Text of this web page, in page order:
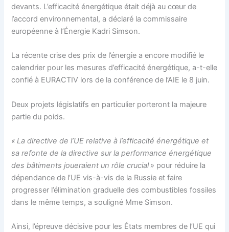
devants. L’efficacité énergétique était déjà au cœur de
l’accord environnemental, a déclaré la commissaire
européenne à l’Énergie Kadri Simson.
La récente crise des prix de l’énergie a encore modifié le
calendrier pour les mesures d’efficacité énergétique, a-t-elle
confié à EURACTIV lors de la conférence de l’AIE le 8 juin.
Deux projets législatifs en particulier porteront la majeure
partie du poids.
« La directive de l’UE relative à l’efficacité énergétique et
sa refonte de la directive sur la performance énergétique
des bâtiments joueraient un rôle crucial » pour réduire la
dépendance de l’UE vis-à-vis de la Russie et faire
progresser l’élimination graduelle des combustibles fossiles
dans le même temps, a souligné Mme Simson.
Ainsi, l’épreuve décisive pour les États membres de l’UE qui